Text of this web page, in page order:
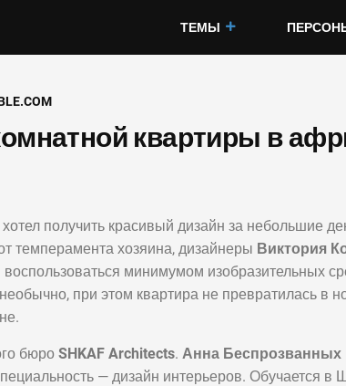
ТЕМЫ
квартиры в
хотел получить красивый дизайн за небольшие
темперамента хозяина, дизайнеры Виктория
минимумом изобразительных
при этом квартира не превратилась в
бюро SHKAF Architects. Анна Беспрозванных
— дизайн интерьеров. Обучается в